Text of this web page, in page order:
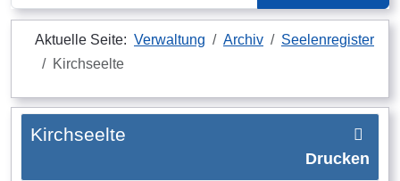
Aktuelle Seite: Verwaltung Archiv
Seelenregister
Kirchseelte
Drucken
Kirchseelte